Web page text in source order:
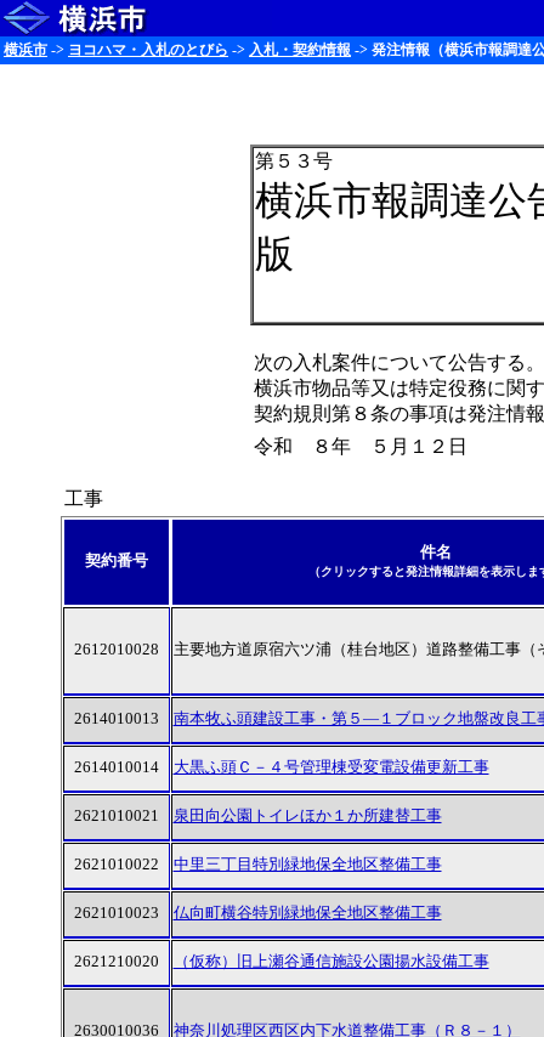
横浜市 -> ヨコハマ・入札のとびら -> 入札・契約情報 -> 発注情報（横浜市報調達
第５３号
横浜市報調達公
版
次の入札案件について公告する。
横浜市物品等又は特定役務に関
契約規則第８条の事項は発注情
令和 ８年 ５月１２日
工事
契約番号 件名
（クリックすると発注情報詳細を表示しま
2612010028 主要地方道原宿六ツ浦（桂台地区）道路整備工事（
2614010013 南本牧ふ頭建設工事・第５―１ブロック地盤改良工
2614010014 大黒ふ頭Ｃ－４号管理棟受変電設備更新工事
2621010021 泉田向公園トイレほか１か所建替工事
2621010022 中里三丁目特別緑地保全地区整備工事
2621010023 仏向町横谷特別緑地保全地区整備工事
2621210020 （仮称）旧上瀬谷通信施設公園揚水設備工事
2630010036 神奈川処理区西区内下水道整備工事（Ｒ８－１）